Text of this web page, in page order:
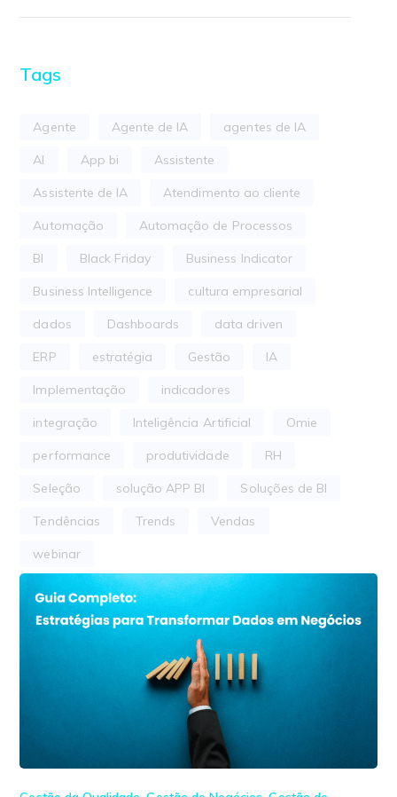
Tags
Agente Agente de IA agentes de IA
AI App bi Assistente
Assistente de IA Atendimento ao cliente
Automação Automação de Processos
BI Black Friday Business Indicator
Business Intelligence cultura empresarial
dados Dashboards data driven
ERP estratégia Gestão IA
Implementação indicadores
integração Inteligência Artificial Omie
performance produtividade RH
Seleção solução APP BI Soluções de BI
Tendências Trends Vendas
webinar